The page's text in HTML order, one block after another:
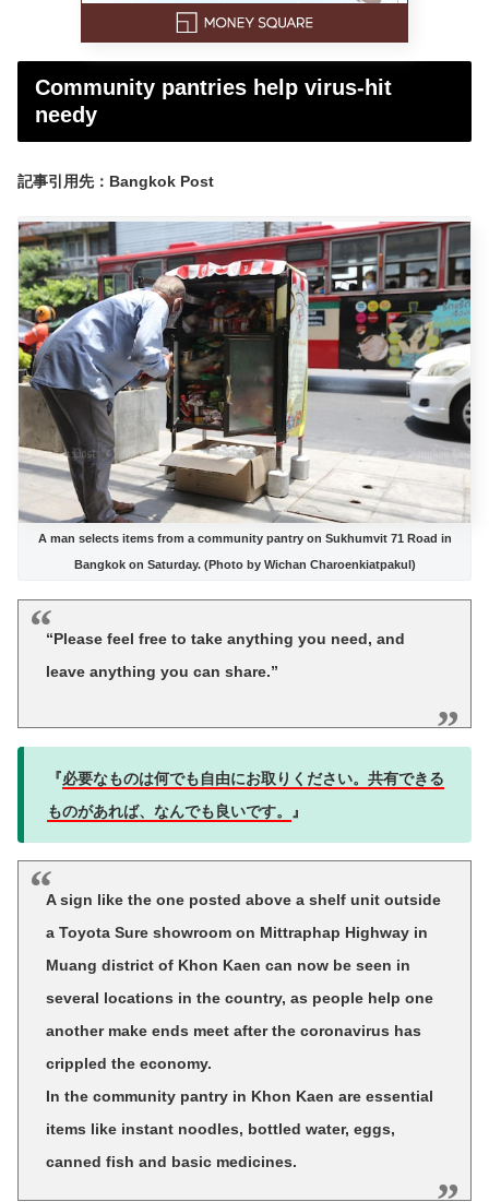
Community pantries help virus-hit
needy
記事引用先：Bangkok Post
A man selects items from a community pantry on Sukhumvit 71 Road in
Bangkok on Saturday. (Photo by Wichan Charoenkiatpakul)
“Please feel free to take anything you need, and
leave anything you can share.”
『必要なものは何でも自由にお取りください。共有できる
ものがあれば、なんでも良いです。
』
A sign like the one posted above a shelf unit outside
a Toyota Sure showroom on Mittraphap Highway in
Muang district of Khon Kaen can now be seen in
several locations in the country, as people help one
another make ends meet after the coronavirus has
crippled the economy.
In the community pantry in Khon Kaen are essential
items like instant noodles, bottled water, eggs,
canned fish and basic medicines.